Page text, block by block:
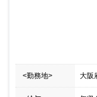
<勤務地> 大阪